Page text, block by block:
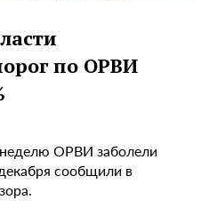
по ОРВИ
ОРВИ заболели
сообщили в